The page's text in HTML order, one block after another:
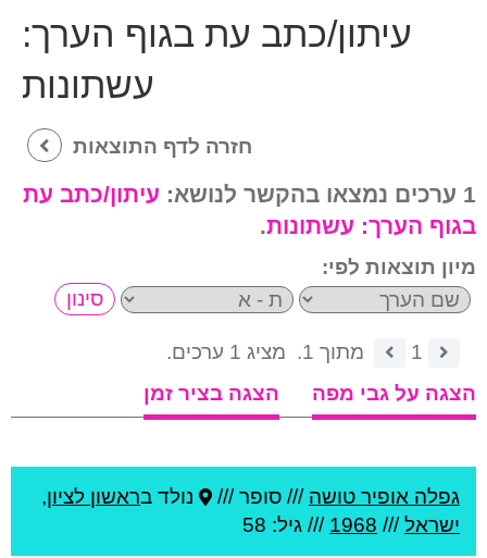
עיתון/כתב עת בגוף הערך:
עשתונות
חזרה לדף התוצאות
1 ערכים נמצאו בהקשר לנושא:
עיתון/כתב עת
בגוף הערך: עשתונות.
מיון תוצאות לפי:
1 מתוך 1.
מציג 1 ערכים.
הצגה על גבי מפה
הצגה בציר זמן
גפלה אופיר טושה /// סופר /// נולד בראשון לציון,
ישראל///
1968 /// גיל: 58